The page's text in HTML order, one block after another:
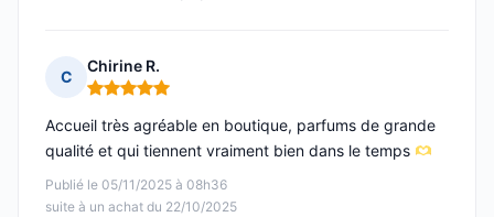
C
Chirine R.
Note : 5 sur 5
Publié le 05/11/2025 à 08h36
suite à un achat du 22/10/2025
Accueil très agréable en boutique, parfums de grande
qualité et qui tiennent vraiment bien dans le temps